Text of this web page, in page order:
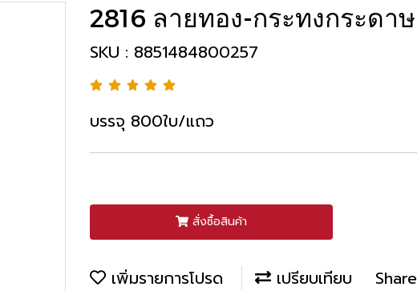
2816 ลายทอง-กระทงกระดาษ
SKU : 8851484800257
บรรจุ 800ใบ/แถว
สั่งซื้อสินค้า
เพิ่มรายการโปรด เปรียบเทียบ Share